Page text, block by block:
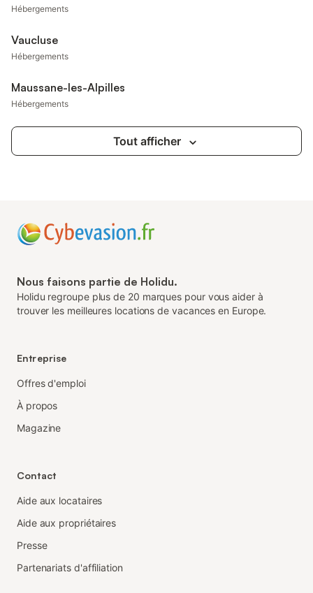
Hébergements
Vaucluse
Hébergements
Maussane-les-Alpilles
Hébergements
Tout afficher
Nous faisons partie de Holidu.
Holidu regroupe plus de 20 marques pour vous aider à
trouver les meilleures locations de vacances en Europe.
Entreprise
Offres d'emploi
À propos
Magazine
Contact
Aide aux locataires
Aide aux propriétaires
Presse
Partenariats d'affiliation